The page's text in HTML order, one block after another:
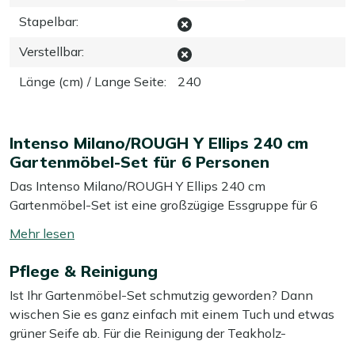
Stapelbar:
Verstellbar:
Länge (cm) / Lange Seite: 240
Intenso Milano/ROUGH Y Ellips 240 cm
Gartenmöbel-Set für 6 Personen
Das Intenso Milano/ROUGH Y Ellips 240 cm
Gartenmöbel-Set ist eine großzügige Essgruppe für 6
oder mit Freunden draußen essen. Die Kombination aus
einem ovalen Tisch aus Teakholz und grauen Polyrattan-
Stühlen mit Kissen bietet festen, bequemen Sitzkomfort,
auch wenn Sie lange am Tisch sitzen. Das robuste
Teakholz kann das ganze Jahr über draußen bleiben,
während das Polyrattan leicht wirkt, aber straff und
umschalten
Pflege & Reinigung
Ist Ihr Gartenmöbel-Set schmutzig geworden? Dann
wischen Sie es ganz einfach mit einem Tuch und etwas
grüner Seife ab. Für die Reinigung der Teakholz-